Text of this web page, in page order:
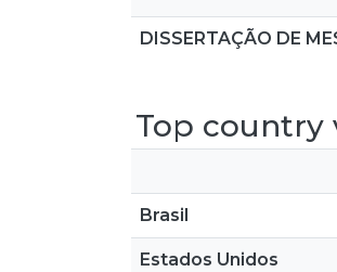
DISSERTAÇÃO DE
Top country
Brasil
Estados Unidos